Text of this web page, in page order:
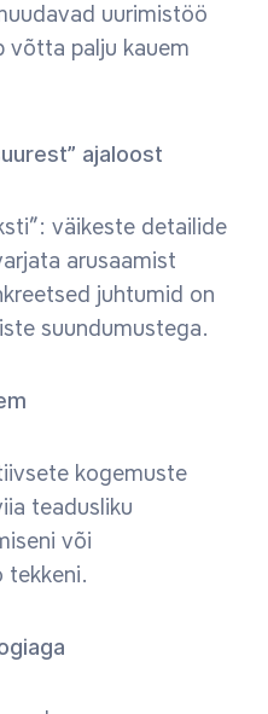
uurimistöö
võtta palju kauem
ajaloost
väikeste detailide
arusaamist
juhtumid on
suundumustega.
kogemuste
teadusliku
või
tekkeni.